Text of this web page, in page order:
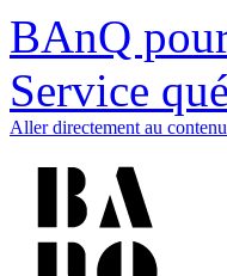
BAnQ
Service
Aller directement au